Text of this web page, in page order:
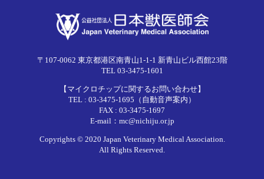
〒107-0062 東京都港区南青山1-1-1 新青山ビル西館23階
TEL 03-3475-1601
【マイクロチップに関するお問い合わせ】
TEL : 03-3475-1695（自動音声案内）
FAX : 03-3475-1697
E-mail：mc@nichiju.or.jp
Copyrights © 2020 Japan Veterinary Medical Association.
All Rights Reserved.